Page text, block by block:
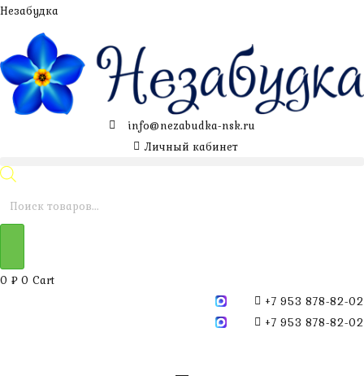
Перейти
содержимому
Незабудка
info@nezabudka-nsk.ru
Личный кабинет
Поиск
0 ₽ 0 Cart
+7 953 878-82-02
+7 953 878-82-02